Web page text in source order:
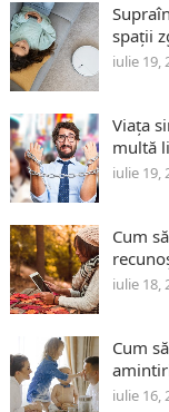
spații
iulie 19,
Viața
multă
iulie 19,
Cum
iulie 18,
Cum
iulie 16,